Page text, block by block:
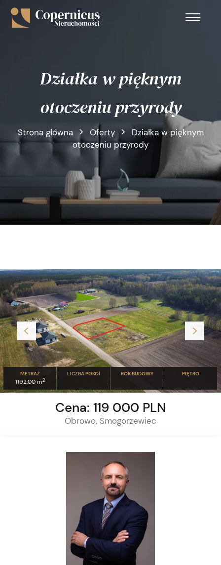
Działka w pięknym
otoczeniu przyrody
Strona główna Oferty
Działka w pięknym
otoczeniu przyrody
METRAŻ
1192.00 m2
LICZBA POKOI ROK BUDOWY PIĘTRO
Cena: 119 000 PLN
Obrowo, Smogorzewiec